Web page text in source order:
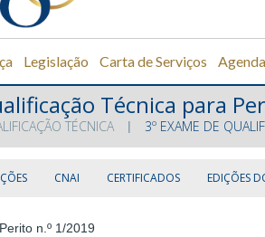
Legislação Carta de Serviços
Técnica para
TÉCNICA 3º EXAME DE
CNAI CERTIFICADOS EDIÇÕES
n.º 1/2019